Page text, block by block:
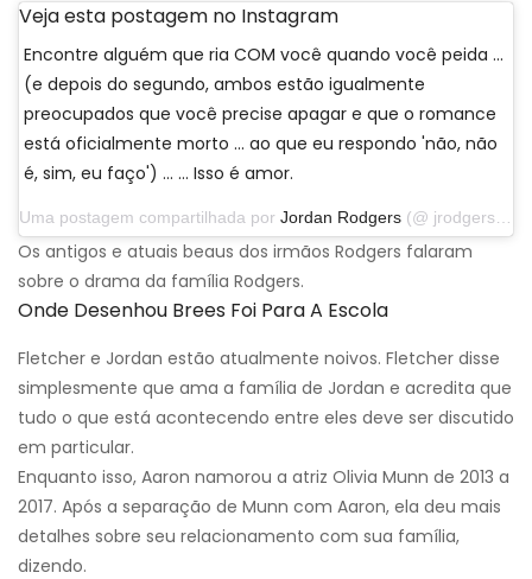
Veja esta postagem no Instagram
Encontre alguém que ria COM você quando você peida ...
(e depois do segundo, ambos estão igualmente
preocupados que você precise apagar e que o romance
está oficialmente morto ... ao que eu respondo 'não, não
é, sim, eu faço') ... … Isso é amor.
Uma postagem compartilhada por Jordan Rodgers (@ jrodgers11) em 25 de novembro de 2019 às 17:52 PST
Os antigos e atuais beaus dos irmãos Rodgers falaram
sobre o drama da família Rodgers.
Onde Desenhou Brees Foi Para A Escola
Fletcher e Jordan estão atualmente noivos. Fletcher disse
simplesmente que ama a família de Jordan e acredita que
tudo o que está acontecendo entre eles deve ser discutido
em particular.
Enquanto isso, Aaron namorou a atriz Olivia Munn de 2013 a
2017. Após a separação de Munn com Aaron, ela deu mais
detalhes sobre seu relacionamento com sua família,
dizendo.